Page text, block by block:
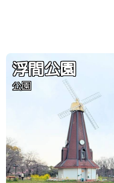
浮間公園
公園